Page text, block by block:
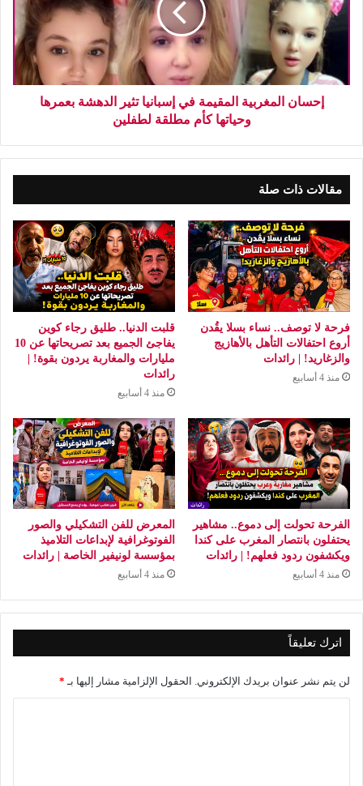
إحسان المغربية المقيمة في إسبانيا تثير الدهشة بعمرها
وحياتها كأم مطلقة لطفلين
مقالات ذات صلة
فرحة لا توصف.. نساء بسلا يقُدن
أروع احتفالات التأهل بالأهازيج
والزغاريد! | رائدات
منذ 4 أسابيع
قلبت الدنيا.. طليق رجاء كوين
يفاجئ الجميع بعد تصريحاتها عن 10
مليارات والمغاربة يردون بقوة! |
رائدات
منذ 4 أسابيع
الفرحة تحولت إلى دموع.. مشاهير
يحتفلون بانتصار المغرب على كندا
ويكشفون ردود فعلهم! | رائدات
منذ 4 أسابيع
المعرض للفن التشكيلي والصور
الفوتوغرافية لإبداعات التلاميذ
بمؤسسة لونيفير الخاصة | رائدات
منذ 4 أسابيع
اترك تعليقاً
لن يتم نشر عنوان بريدك الإلكتروني. الحقول الإلزامية مشار إليها بـ *